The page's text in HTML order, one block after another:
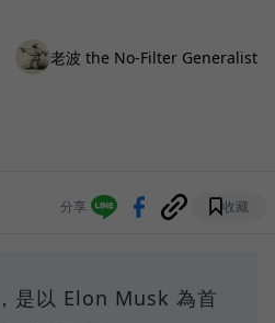
老波 the No-Filter Generalist
分享 收藏
是以 Elon Musk 為首